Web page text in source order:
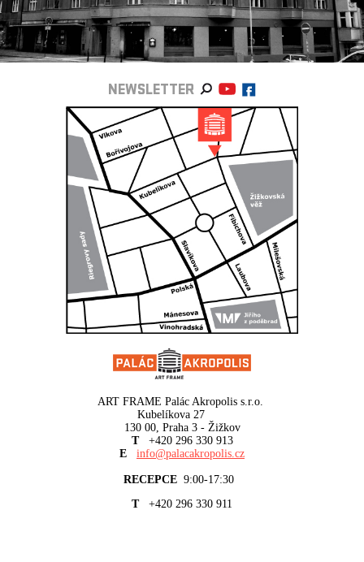
NEWSLETTER
ART FRAME Palác Akropolis s.r.o.
Kubelíkova 27
130 00, Praha 3 - Žižkov
T +420 296 330 913
E info@palacakropolis.cz
RECEPCE 9:00-17:30
T +420 296 330 911